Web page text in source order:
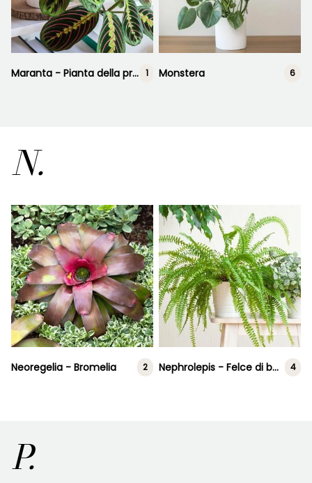
Maranta - Pianta della preghiera 1 Monstera 6
N.
Neoregelia - Bromelia 2 Nephrolepis - Felce di boston 4
P.